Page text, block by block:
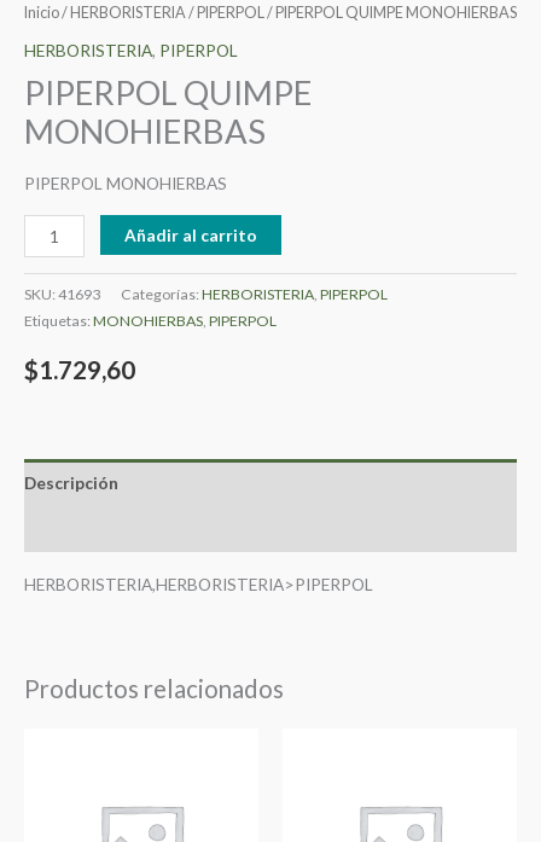
Inicio/ HERBORISTERIA/ PIPERPOL/ PIPERPOL QUIMPE MONOHIERBAS
HERBORISTERIA, PIPERPOL
PIPERPOL QUIMPE
MONOHIERBAS
PIPERPOL MONOHIERBAS
Añadir al carrito
SKU: 41693 Categorías: HERBORISTERIA, PIPERPOL
Etiquetas: MONOHIERBAS, PIPERPOL
$1.729,60
Descripción
HERBORISTERIA,HERBORISTERIA>PIPERPOL
Productos relacionados